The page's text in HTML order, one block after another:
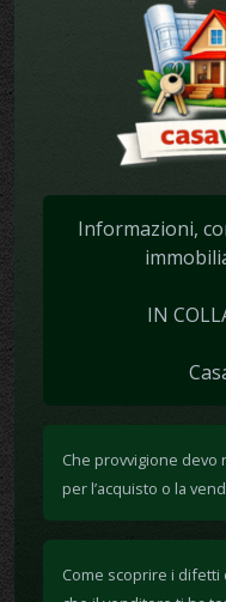
Informazioni,
IN
Che provvigione devo
per l’acquisto o la
Come scoprire i difetti